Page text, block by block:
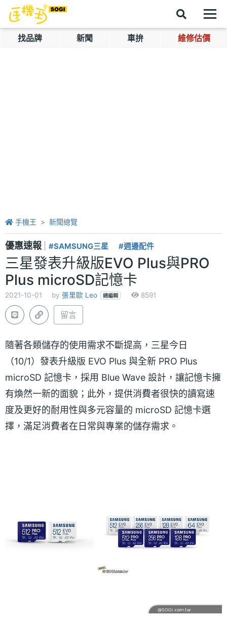
找品牌 新聞 車拚 維修估價
手機王 新聞總覽
優惠速報 #SAMSUNG三星 #週邊配件
三星發表升級版EVO Plus與PRO
Plus microSD記憶卡
2021-10-01 by 張里歐 Leo 總編輯 8591
留言
隨著各類儲存的使用需求不斷提高，三星今日
（10/1）發表升級版 EVO Plus 與全新 PRO Plus
microSD 記憶卡，採用 Blue Wave 設計，讓記憶卡擁
有煥然一新的面貌；此外，提供消費者很快的讀寫速
度及更好的耐用性與多元容量的 microSD 記憶卡選
擇，滿足消費者在日常與專業的儲存需求。